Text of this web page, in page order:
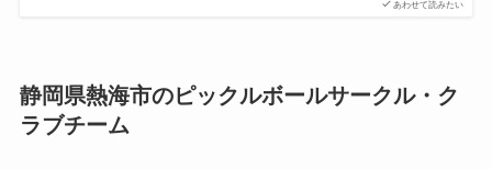
あわせて読みたい
静岡県熱海市のピックルボールサークル・ク
ラブチーム